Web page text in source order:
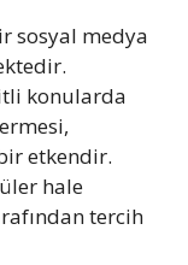
sosyal medya
konularda
etkendir.
hale
tercih